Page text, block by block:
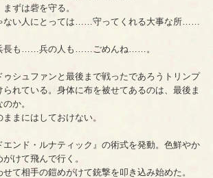
ずは砦を守る。
ない人にとっては……守ってくれる大事な所……
長も……兵の人も……ごめんね……。
シュファンと最後まで戦ったであろうトリンプ
れている。身体に布を被せてあるのは、最後ま
か。
まにはしておけない。
ンド・ルナティック』の術式を発動。色鮮やか
けて飛んで行く。
て相手の鎧めがけて銃撃を叩き込み始めた。